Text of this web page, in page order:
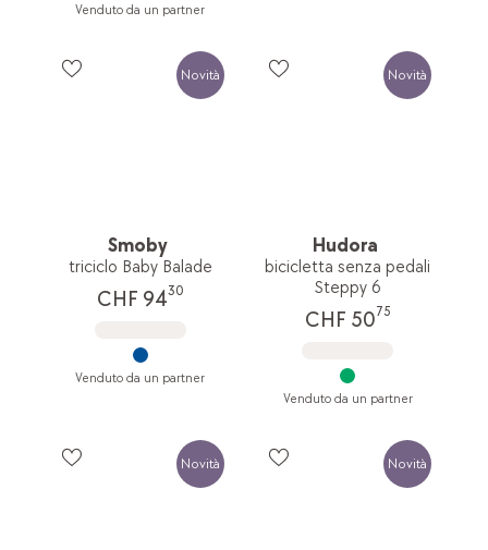
Venduto da un partner
Novità
Smoby
triciclo Baby Balade
CHF 9430
Venduto da un partner
Novità
Hudora
bicicletta senza pedali
Steppy 6
CHF 5075
Venduto da un partner
Novità Novità